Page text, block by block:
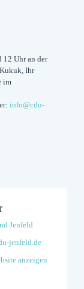
12 Uhr an der
Ihr
im
info@cdu-
Jenfeld
jenfeld.de
anzeigen